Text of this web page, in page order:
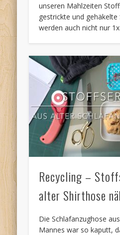
unseren Mahlzeiten
gestrickte und gehäkelte
werden auch nicht nur
Recycling –
alter Shirthose
Die Schlafanzughose
Mannes war so kaputt,